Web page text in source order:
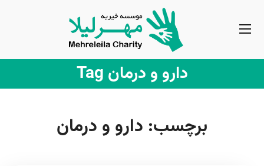
دارو و درمان Tag
برچسب: دارو و درمان